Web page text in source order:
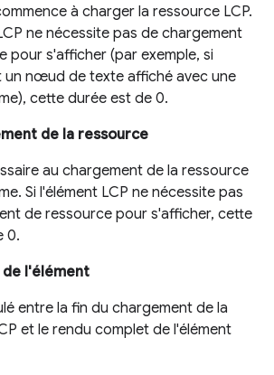
à charger la ressource LCP.
ne nécessite pas de chargement
pour s'afficher (par exemple, si
un nœud de texte affiché avec une
cette durée est de 0.
de la ressource
au chargement de la ressource
Si l'élément LCP ne nécessite pas
de ressource pour s'afficher, cette
0.
de l'élément
entre la fin du chargement de la
et le rendu complet de l'élément